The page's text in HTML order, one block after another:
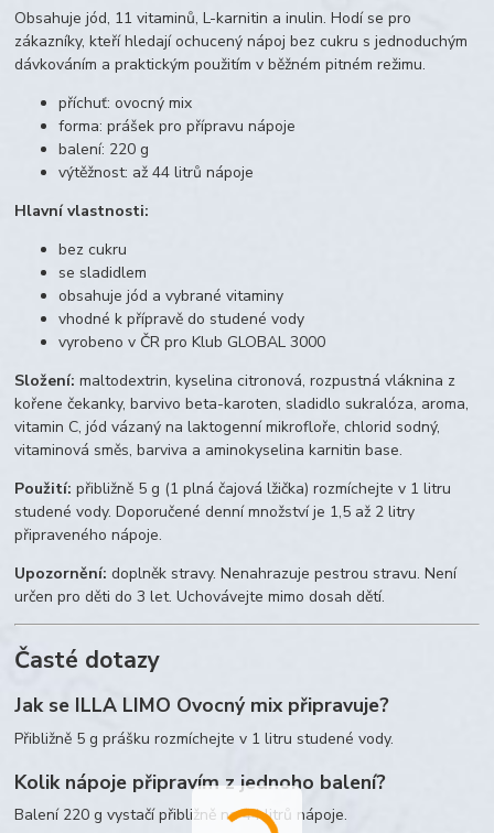
Obsahuje jód, 11 vitaminů, L-karnitin a inulin. Hodí se pro
zákazníky, kteří hledají ochucený nápoj bez cukru s jednoduchým
dávkováním a praktickým použitím v běžném pitném režimu.
příchuť: ovocný mix
forma: prášek pro přípravu nápoje
balení: 220 g
výtěžnost: až 44 litrů nápoje
Hlavní vlastnosti:
bez cukru
se sladidlem
obsahuje jód a vybrané vitaminy
vhodné k přípravě do studené vody
vyrobeno v ČR pro Klub GLOBAL 3000
Složení: maltodextrin, kyselina citronová, rozpustná vláknina z
kořene čekanky, barvivo beta-karoten, sladidlo sukralóza, aroma,
vitamin C, jód vázaný na laktogenní mikrofloře, chlorid sodný,
vitaminová směs, barviva a aminokyselina karnitin base.
Použití: přibližně 5 g (1 plná čajová lžička) rozmíchejte v 1 litru
studené vody. Doporučené denní množství je 1,5 až 2 litry
připraveného nápoje.
Upozornění: doplněk stravy. Nenahrazuje pestrou stravu. Není
určen pro děti do 3 let. Uchovávejte mimo dosah dětí.
Časté dotazy
Jak se ILLA LIMO Ovocný mix připravuje?
Přibližně 5 g prášku rozmíchejte v 1 litru studené vody.
Kolik nápoje připravím z jednoho balení?
Balení 220 g vystačí přibližně na 44 litrů nápoje.